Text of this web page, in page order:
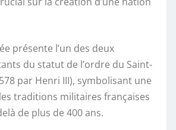
présente l’un des deux
du statut de l’ordre du Saint-
par Henri III), symbolisant une
traditions militaires françaises
de plus de 400 ans.